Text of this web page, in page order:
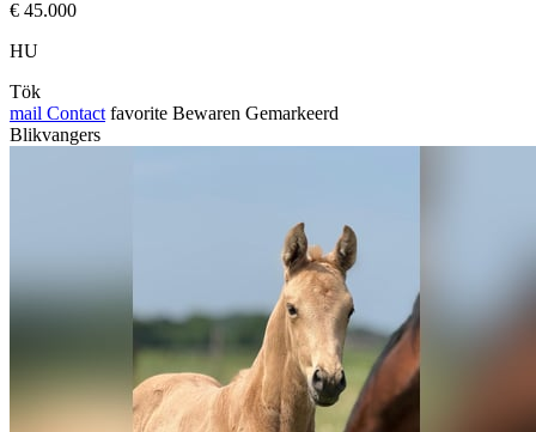
€ 45.000
HU
Tök
mail Contact favorite Bewaren Gemarkeerd
Blikvangers